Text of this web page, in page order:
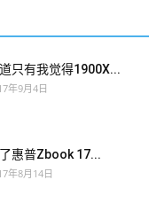
只有我觉得1900X...
年9月4日
惠普Zbook 17...
年8月14日